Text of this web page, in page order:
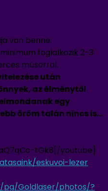
van benne.
foglalkozik 2-3
műsorral.
után
az élménytől
egy
öröm talán nincs is…
tGk8[/youtube]
eskuvoi-lezer
pg/Goldlaser/photos/?